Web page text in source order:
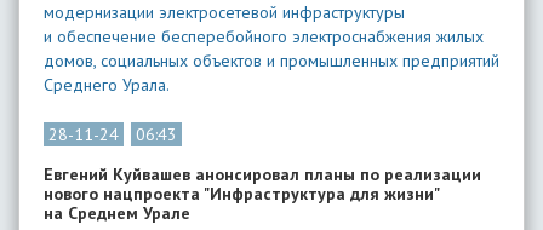
модернизации электросетевой инфраструктуры
и обеспечение бесперебойного электроснабжения жилых
домов, социальных объектов и промышленных предприятий
Среднего Урала.
28-11-24
06:43
Евгений Куйвашев анонсировал планы по реализации
нового нацпроекта "Инфраструктура для жизни"
на Среднем Урале